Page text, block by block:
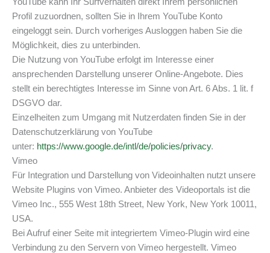
Profil zuzuordnen, sollten Sie in Ihrem YouTube Konto
eingeloggt sein. Durch vorheriges Ausloggen haben Sie die
Möglichkeit, dies zu unterbinden.
Die Nutzung von YouTube erfolgt im Interesse einer
ansprechenden Darstellung unserer Online-Angebote. Dies
stellt ein berechtigtes Interesse im Sinne von Art. 6 Abs. 1 lit. f
DSGVO dar.
Einzelheiten zum Umgang mit Nutzerdaten finden Sie in der
Datenschutzerklärung von YouTube
unter: https://www.google.de/intl/de/policies/privacy.
Vimeo
Für Integration und Darstellung von Videoinhalten nutzt unsere
Website Plugins von Vimeo. Anbieter des Videoportals ist die
Vimeo Inc., 555 West 18th Street, New York, New York 10011,
USA.
Bei Aufruf einer Seite mit integriertem Vimeo-Plugin wird eine
Verbindung zu den Servern von Vimeo hergestellt. Vimeo